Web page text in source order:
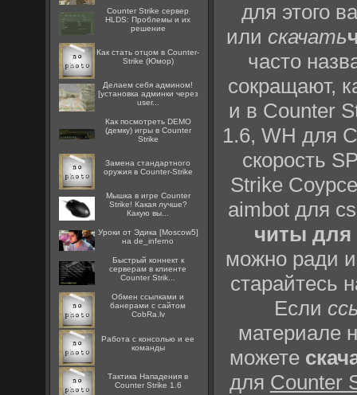
Counter Strike сервер
HLDS: Проблемы и их
решение
Как стать отцом в Counter-
Strike (Юмор)
Делаем себя админом!
[установка админки через
user...
Как посмотреть DEMO
(демку) игры в Counter
Strike
Замена стандартного
оружия в Counter-Strike
Мышка в игре Counter
Strike! Какая лучше?
Какую вы...
Уроки от Эдика [Moscow5]
на de_inferno
Быстрый коннект к
серверам в клиенте
Counter Strik...
Oбмен ссылками и
банерами с сайтом
CobRa.lv
Работа с консолью и ее
команды
Тактика Нападения в
Counter Strike 1.6
для этого
или скачать
часто
сокращают,
и в Counter
1.6, WH для
скорость
Strike
aimbot для
читы для
можно ради
старайтесь
Если
материале
можете
для Counter